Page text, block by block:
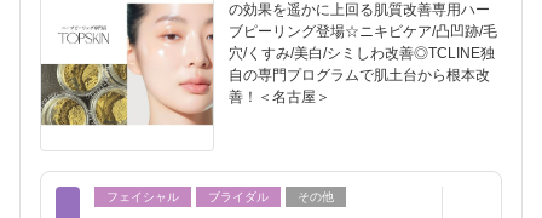
の効果を遥かに上回る肌質改善専用ハー
ブピーリング登場☆ニキビケア/凸凹跡/毛
穴/くすみ/美白/シミしわ改善◎TCLINE独
自の専門プログラムで肌土台から根本改
善！＜名古屋＞
フェイシャル ブライダル その他